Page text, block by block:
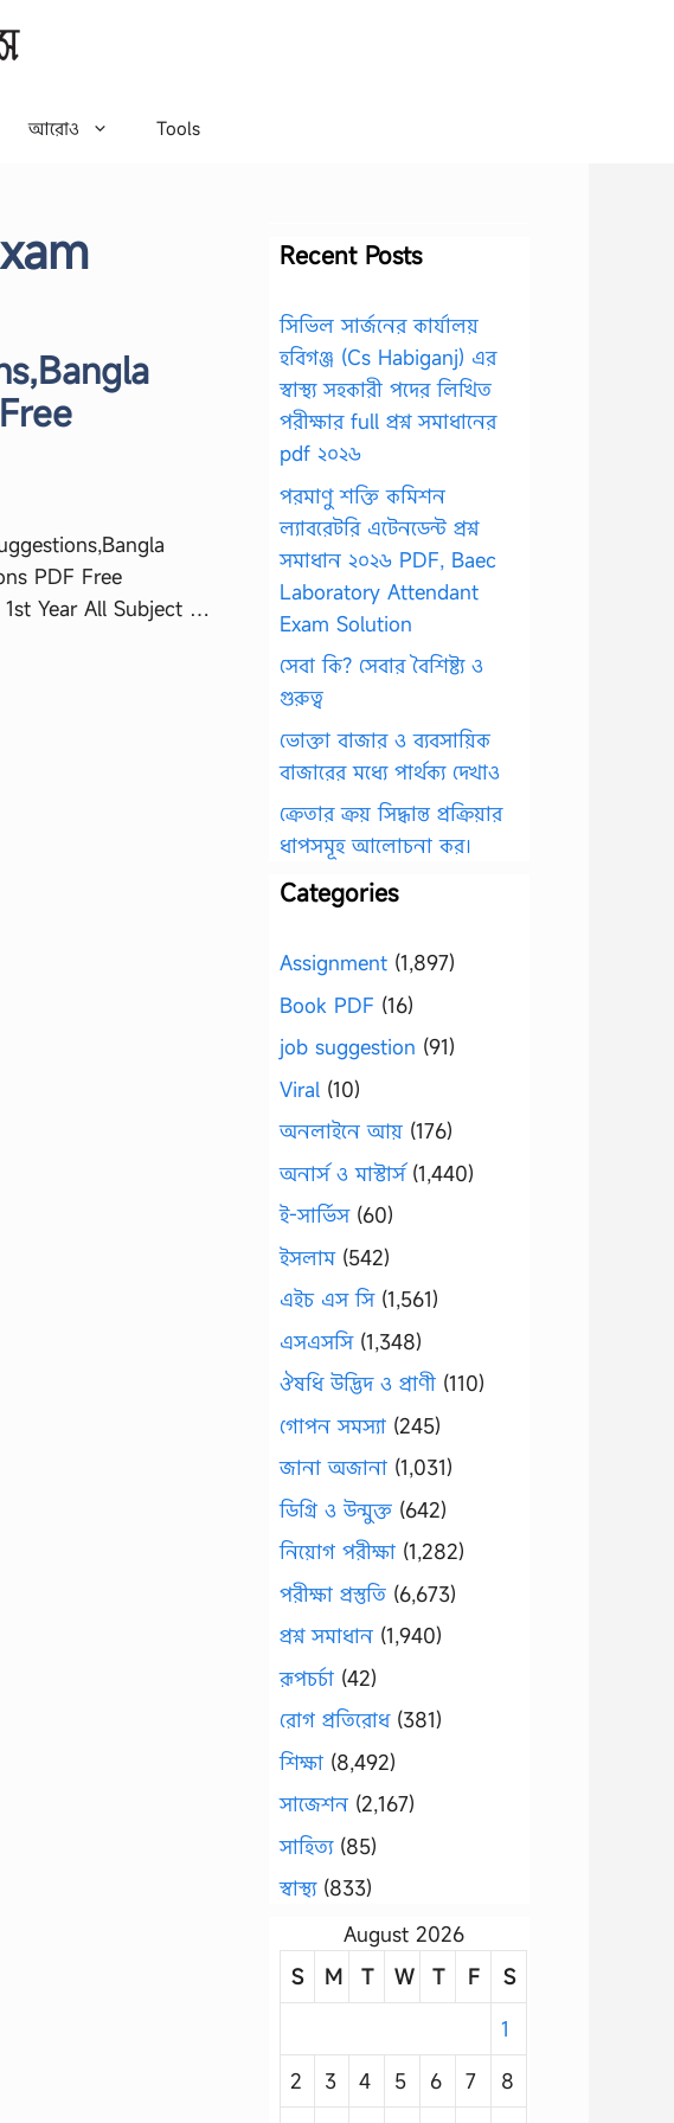
আরোও Tools
PDF Free
Year All Subject …
Recent Posts
সিভিল সার্জনের কার্যালয়
হবিগঞ্জ (Cs Habiganj) এর
স্বাস্থ্য সহকারী পদের লিখিত
পরীক্ষার full প্রশ্ন সমাধানের
pdf ২০২৬
পরমাণু শক্তি কমিশন
ল্যাবরেটরি এটেনডেন্ট প্রশ্ন
সমাধান ২০২৬ PDF, Baec
Laboratory Attendant
Exam Solution
সেবা কি? সেবার বৈশিষ্ট্য ও
গুরুত্ব
ভোক্তা বাজার ও ব্যবসায়িক
বাজারের মধ্যে পার্থক্য দেখাও
ক্রেতার ক্রয় সিদ্ধান্ত প্রক্রিয়ার
ধাপসমূহ আলোচনা কর।
Categories
Assignment (1,897)
Book PDF (16)
job suggestion (91)
Viral (10)
অনলাইনে আয় (176)
অনার্স ও মাস্টার্স(1,440)
ই-সার্ভিস(60)
ইসলাম(542)
এইচ এস সি(1,561)
এসএসসি(1,348)
ঔষধি উদ্ভিদ ও প্রাণী (110)
গোপন সমস্যা (245)
জানা অজানা (1,031)
ডিগ্রি ও উন্মুক্ত (642)
নিয়োগ পরীক্ষা (1,282)
পরীক্ষা প্রস্তুতি (6,673)
প্রশ্ন সমাধান (1,940)
রূপচর্চা (42)
রোগ প্রতিরোধ(381)
শিক্ষা (8,492)
সাজেশন (2,167)
সাহিত্য(85)
স্বাস্থ্য(833)
August 2026
S
M T W T F
S
1
2
3 4 5 6 7
8